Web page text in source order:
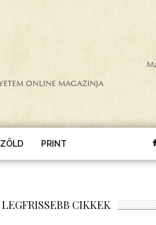
ZÖLD PRINT
LEGFRISSEBB CIKKEK